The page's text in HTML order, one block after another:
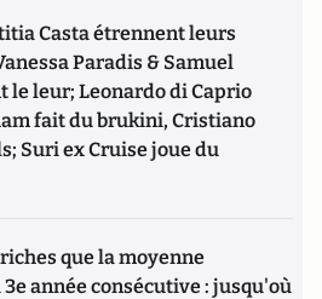
Casta étrennent leurs
Paradis & Samuel
leur; Leonardo di Caprio
fait du brukini, Cristiano
Suri ex Cruise joue du
que la moyenne
année consécutive : jusqu'où